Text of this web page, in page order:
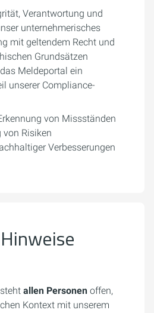
Verantwortung und
unternehmerisches
mit geltendem Recht und
Grundsätzen
Meldeportal ein
unserer Compliance-
von Missständen
Risiken
Verbesserungen
allen Personen offen,
Kontext mit unserem